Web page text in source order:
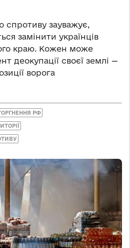
спротиву зауважує,
замінити українців
краю. Кожен може
деокупації своєї землі —
ворога
РФ